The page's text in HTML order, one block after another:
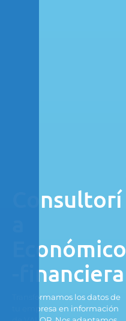
Consultorí
Económico
-financiera
Transformamos los datos de
tu empresa en información